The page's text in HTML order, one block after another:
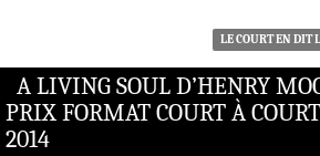
LE COURT EN DIT
A LIVING SOUL D’HENRY
PRIX FORMAT COURT À
2014